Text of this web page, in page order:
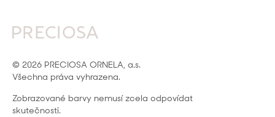
© 2026 PRECIOSA ORNELA, a.s.
Všechna práva vyhrazena.
Zobrazované barvy nemusí zcela odpovídat
skutečnosti.